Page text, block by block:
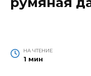
НА ЧТЕНИЕ
1 мин